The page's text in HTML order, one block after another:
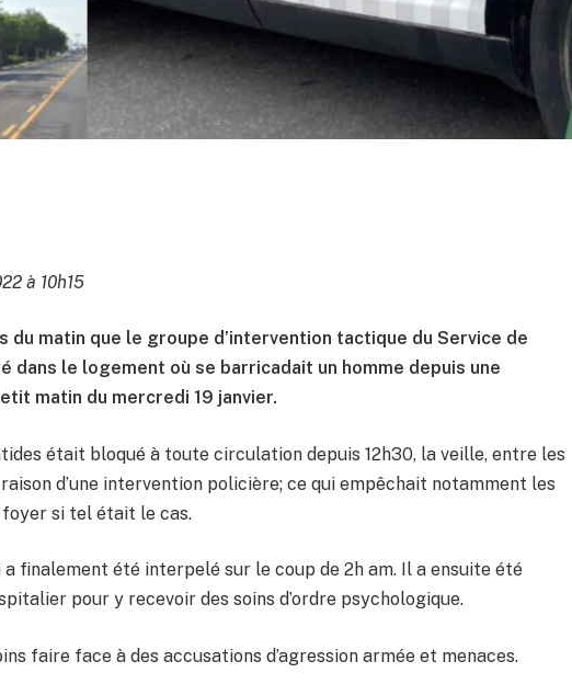
à 10h15
du matin que le groupe d’intervention tactique du Service de
dans le logement où se barricadait un homme depuis une
matin du mercredi 19 janvier.
était bloqué à toute circulation depuis 12h30, la veille, entre les
d’une intervention policière; ce qui empêchait notamment les
si tel était le cas.
a finalement été interpelé sur le coup de 2h am. Il a ensuite été
pour y recevoir des soins d’ordre psychologique.
faire face à des accusations d’agression armée et menaces.